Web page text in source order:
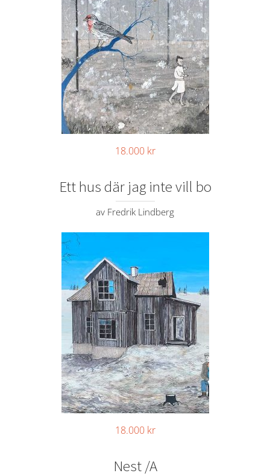
18.000 kr
Ett hus där jag inte vill bo
av Fredrik Lindberg
18.000 kr
Nest /A